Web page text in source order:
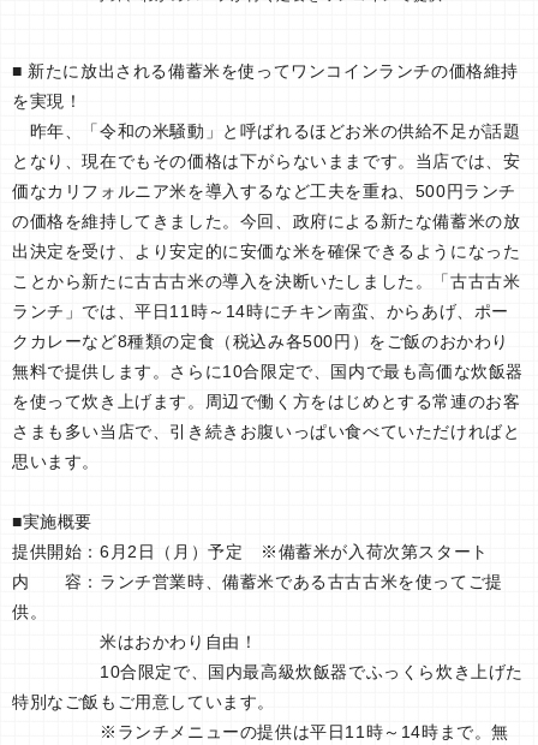
■ 新たに放出される備蓄米を使ってワンコインランチの価格維持
を実現！
昨年、「令和の米騒動」と呼ばれるほどお米の供給不足が話題
となり、現在でもその価格は下がらないままです。当店では、安
価なカリフォルニア米を導入するなど工夫を重ね、500円ランチ
の価格を維持してきました。今回、政府による新たな備蓄米の放
出決定を受け、より安定的に安価な米を確保できるようになった
ことから新たに古古古米の導入を決断いたしました。「古古古米
ランチ」では、平日11時～14時にチキン南蛮、からあげ、ポー
クカレーなど8種類の定食（税込み各500円）をご飯のおかわり
無料で提供します。さらに10合限定で、国内で最も高価な炊飯器
を使って炊き上げます。周辺で働く方をはじめとする常連のお客
さまも多い当店で、引き続きお腹いっぱい食べていただければと
思います。
■実施概要
提供開始：6月2日（月）予定 ※備蓄米が入荷次第スタート
内 容：ランチ営業時、備蓄米である古古古米を使ってご提
供。
米はおかわり自由！
10合限定で、国内最高級炊飯器でふっくら炊き上げた
特別なご飯もご用意しています。
※ランチメニューの提供は平日11時～14時まで。無